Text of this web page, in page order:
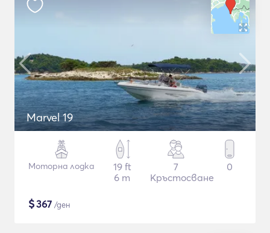
Marvel 19
Моторна лодка
19 ft
6 m
7
Кръстосване
0
$367 /ден